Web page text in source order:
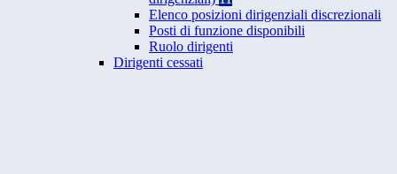
Elenco posizioni dirigenziali discrezionali
Posti di funzione disponibili
Ruolo dirigenti
Dirigenti cessati